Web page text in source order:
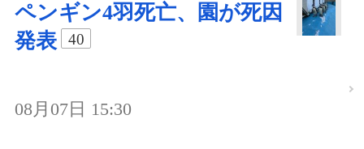
ペンギン4羽死亡、園が死因
発表
40
08月07日 15:30